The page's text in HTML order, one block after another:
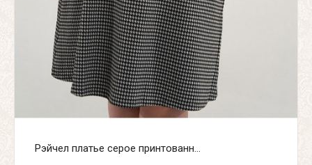
Рэйчел платье серое принтованн...